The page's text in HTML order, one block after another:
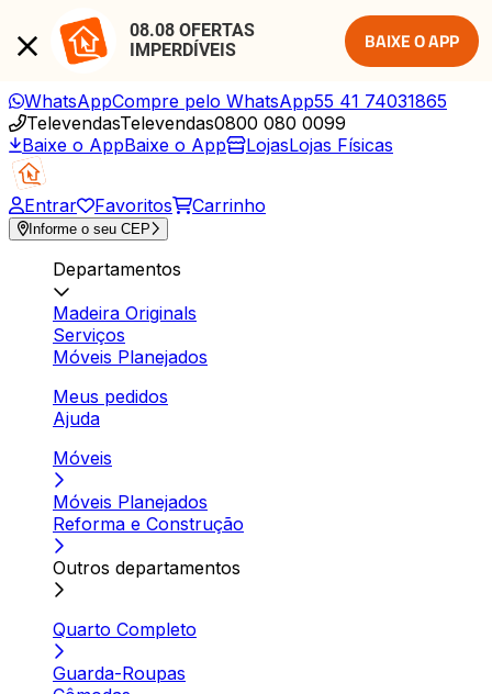
08.08 OFERTAS
IMPERDÍVEIS
BAIXE O APP
WhatsAppCompre pelo WhatsApp55 41 74031865
TelevendasTelevendas0800 080 0099
Baixe o AppBaixe o App LojasLojas Físicas
Entrar Favoritos Carrinho
Informe o seu CEP
Departamentos
Madeira Originals
Serviços
Móveis Planejados
Meus pedidos
Ajuda
Móveis
Móveis Planejados
Reforma e Construção
Outros departamentos
Quarto Completo
Guarda-Roupas